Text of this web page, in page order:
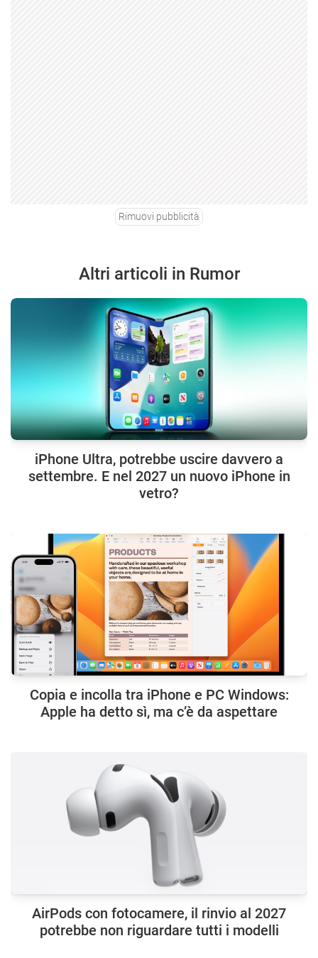
Rimuovi pubblicità
Altri articoli in Rumor
iPhone Ultra, potrebbe uscire davvero a
settembre. E nel 2027 un nuovo iPhone in
vetro?
Copia e incolla tra iPhone e PC Windows:
Apple ha detto sì, ma c’è da aspettare
AirPods con fotocamere, il rinvio al 2027
potrebbe non riguardare tutti i modelli